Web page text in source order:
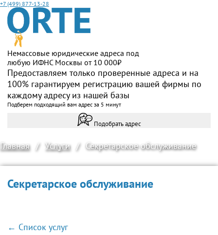
+7 (499) 877-13-28
Немассовые юридические адреса под
любую ИФНС Москвы от 10 000₽
Предоставляем только проверенные адреса и на
100% гарантируем регистрацию вашей фирмы по
каждому адресу из нашей базы
Подберем подходящий вам адрес за 5 минут
Подобрать адрес
Главная / Услуги / Секретарское обслуживание
Секретарское обслуживание
← Список услуг